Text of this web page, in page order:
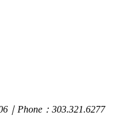
｜Phone：303.321.6277